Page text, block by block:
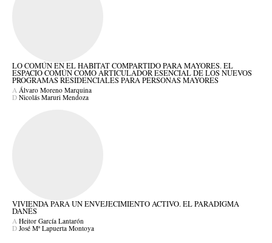
LO COMÚN EN EL HABITAT COMPARTIDO PARA MAYORES. EL
ESPACIO COMÚN COMO ARTICULADOR ESENCIAL DE LOS NUEVOS
PROGRAMAS RESIDENCIALES PARA PERSONAS MAYORES
A Álvaro Moreno Marquina
D Nicolás Maruri Mendoza
VIVIENDA PARA UN ENVEJECIMIENTO ACTIVO. EL PARADIGMA
DANÉS
A Heitor García Lantarón
D José Mª Lapuerta Montoya